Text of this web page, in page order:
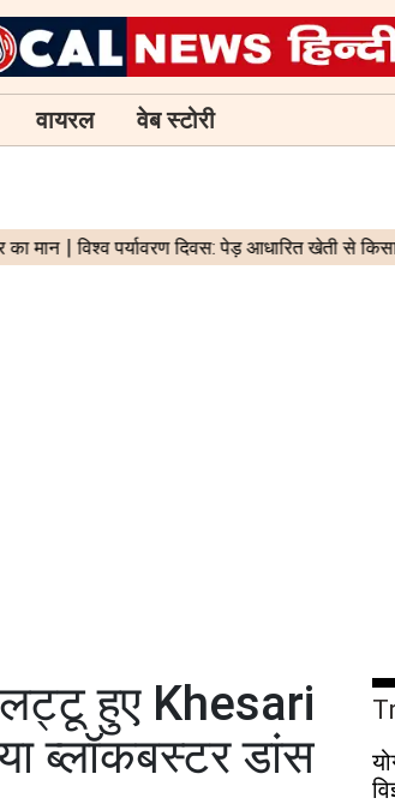
वायरल वेब स्टोरी
हुए Khesari
ब्लॉकबस्टर डांस